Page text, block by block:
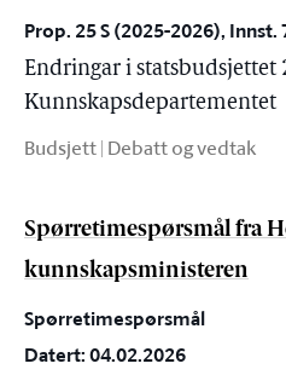
Prop. 25 S (2025-2026), Innst.
Endringar i statsbudsjettet
Kunnskapsdepartementet
Budsjett | Debatt og vedtak
Spørretimespørsmål fra
kunnskapsministeren
Spørretimespørsmål
Datert: 04.02.2026